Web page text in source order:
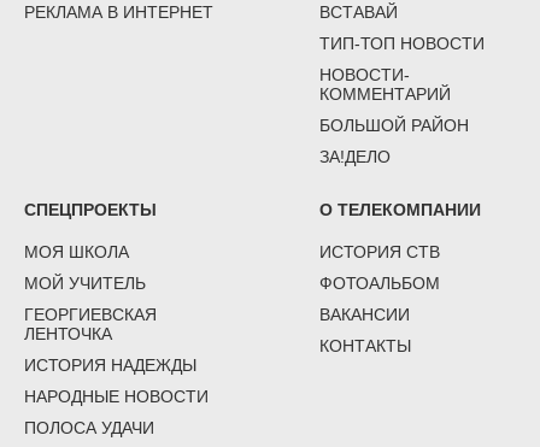
РЕКЛАМА В ИНТЕРНЕТ
ВСТАВАЙ
ТИП-ТОП НОВОСТИ
НОВОСТИ-
КОММЕНТАРИЙ
БОЛЬШОЙ РАЙОН
ЗА!ДЕЛО
СПЕЦПРОЕКТЫ
МОЯ ШКОЛА
МОЙ УЧИТЕЛЬ
ГЕОРГИЕВСКАЯ
ЛЕНТОЧКА
ИСТОРИЯ НАДЕЖДЫ
НАРОДНЫЕ НОВОСТИ
ПОЛОСА УДАЧИ
О ТЕЛЕКОМПАНИИ
ИСТОРИЯ СТВ
ФОТОАЛЬБОМ
ВАКАНСИИ
КОНТАКТЫ